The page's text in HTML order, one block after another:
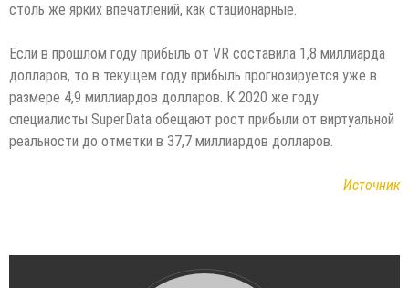
столь же ярких впечатлений, как стационарные.
Если в прошлом году прибыль от VR составила 1,8 миллиарда
долларов, то в текущем году прибыль прогнозируется уже в
размере 4,9 миллиардов долларов. К 2020 же году
специалисты SuperData обещают рост прибыли от виртуальной
реальности до отметки в 37,7 миллиардов долларов.
Источник